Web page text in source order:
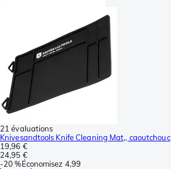
21 évaluations
Knivesandtools Knife Cleaning Mat,, caoutchouc
19,96 €
24,95 €
-20 %Économisez 4,99